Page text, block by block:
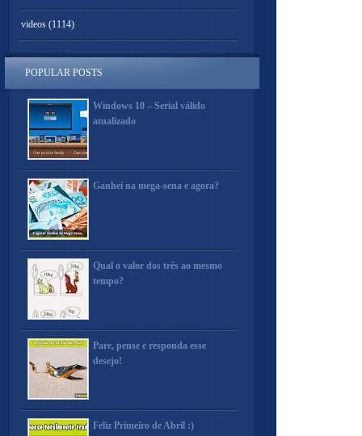
videos (1114)
POPULAR POSTS
Windows 10 – Serial válido
atualizado
Ganhei na mega-sena e agora?
Qual o valor dos três ao mesmo
tempo?
Pare, pense e responda esse
desejo!
Feliz Primeiro de Abril :)